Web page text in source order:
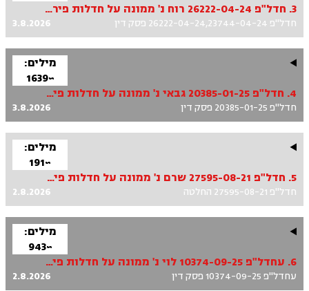
3. חדל"פ 26222-04-24 רוח נ' ממונה על חדלות פירעון – מחוז ירושלים ואח', חדל"פ 23744-04-24 רוח נ' ממונה על חדלות פירעון – מחוז ירושלים ואח'
חדל"פ 26222-04-24,23744-04-24 פסק דין 3.8.2026
מילים:
~1639
4. חדל"פ 20385-01-25 גבאי נ' ממונה על חדלות פירעון – מחוז ירושלים ואח'
חדל"פ 20385-01-25 פסק דין 3.8.2026
מילים:
~191
5. חדל"פ 27595-08-21 שרם נ' ממונה על חדלות פירעון – מחוז ירושלים ואח'
חדל"פ 27595-08-21 החלטה 2.8.2026
מילים:
~943
6. עחדל"פ 10374-09-25 לוי נ' ממונה על חדלות פירעון – מחוז ירושלים
עחדל"פ 10374-09-25 פסק דין 2.8.2026